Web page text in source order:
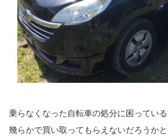
乗らなくなった自転車の処分に困ってい
幾らかで買い取ってもらえないだろうか